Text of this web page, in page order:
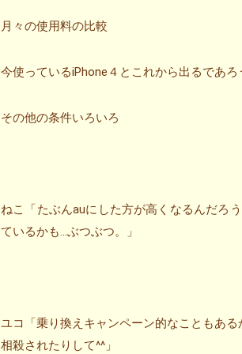
月々の使用料の比較
今使っているiPhone４とこれから出るであ
その他の条件いろいろ
ねこ「たぶんauにした方が高くなるんだろ
ているかも…ぶつぶつ。」
ユコ「乗り換えキャンペーン的なこともあ
相殺されたりして^^」